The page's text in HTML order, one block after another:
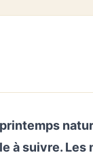
à suivre.